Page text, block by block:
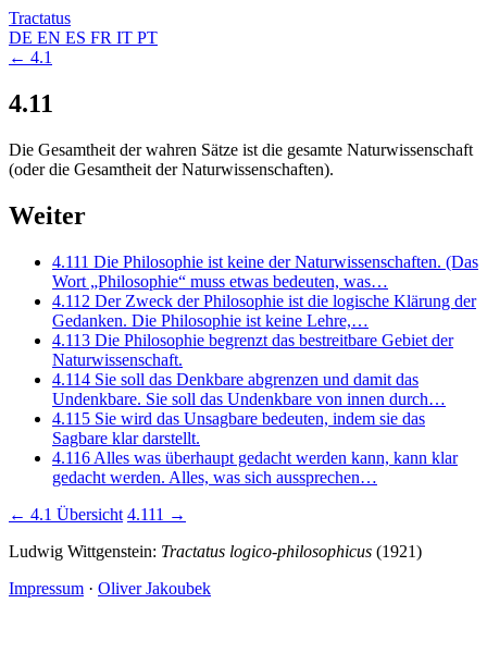
Tractatus
DE EN ES FR IT PT
← 4.1
4.11
Die Gesamtheit der wahren Sätze ist die gesamte Naturwissenschaft
(oder die Gesamtheit der Naturwissenschaften).
Weiter
4.111 Die Philosophie ist keine der Naturwissenschaften. (Das
Wort „Philosophie“ muss etwas bedeuten, was…
4.112 Der Zweck der Philosophie ist die logische Klärung der
Gedanken. Die Philosophie ist keine Lehre,…
4.113 Die Philosophie begrenzt das bestreitbare Gebiet der
Naturwissenschaft.
4.114 Sie soll das Denkbare abgrenzen und damit das
Undenkbare. Sie soll das Undenkbare von innen durch…
4.115 Sie wird das Unsagbare bedeuten, indem sie das
Sagbare klar darstellt.
4.116 Alles was überhaupt gedacht werden kann, kann klar
gedacht werden. Alles, was sich aussprechen…
← 4.1 Übersicht 4.111 →
Ludwig Wittgenstein: Tractatus logico-philosophicus (1921)
Impressum · Oliver Jakoubek